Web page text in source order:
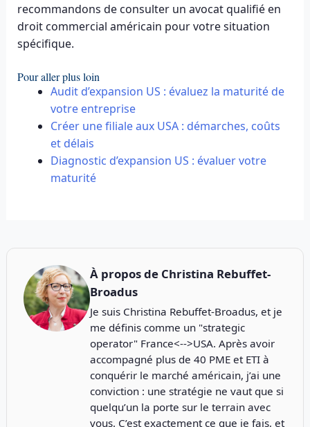
recommandons de consulter un avocat qualifié en
droit commercial américain pour votre situation
spécifique.
Pour aller plus loin
Audit d’expansion US : évaluez la maturité de
votre entreprise
Créer une filiale aux USA : démarches, coûts
et délais
Diagnostic d’expansion US : évaluer votre
maturité
À propos de Christina Rebuffet-
Broadus
Je suis Christina Rebuffet-Broadus, et je
me définis comme un "strategic
operator" France<-->USA. Après avoir
accompagné plus de 40 PME et ETI à
conquérir le marché américain, j’ai une
conviction : une stratégie ne vaut que si
quelqu’un la porte sur le terrain avec
vous. C’est exactement ce que je fais, et